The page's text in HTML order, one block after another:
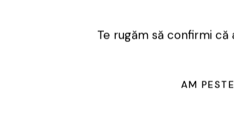
Te rugăm să confirmi
AM